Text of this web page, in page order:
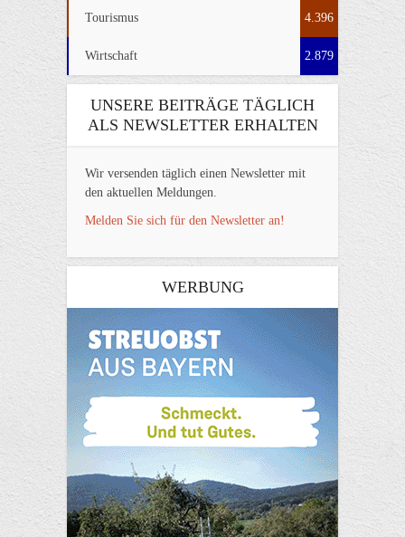
Tourismus 4.396
Wirtschaft 2.879
UNSERE BEITRÄGE TÄGLICH
ALS NEWSLETTER ERHALTEN
Wir versenden täglich einen Newsletter mit
den aktuellen Meldungen.
Melden Sie sich für den Newsletter an!
WERBUNG